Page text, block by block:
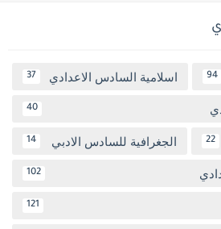
94 اسلامية السادس الاعدادي 37
40
22 الجغرافية للسادس الادبي 14
102
121